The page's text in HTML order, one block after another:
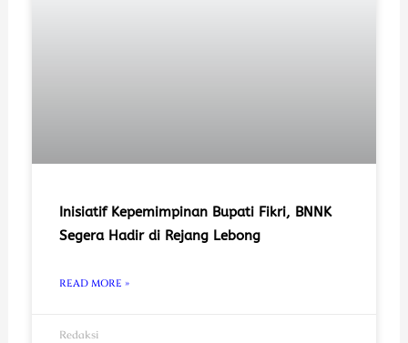
Inisiatif Kepemimpinan Bupati Fikri, BNNK
Segera Hadir di Rejang Lebong
READ MORE »
Redaksi